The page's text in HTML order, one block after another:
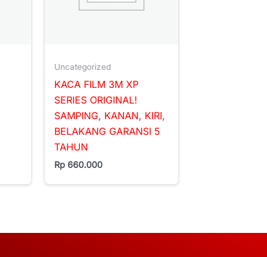
Uncategorized
KACA FILM 3M XP
SERIES ORIGINAL!
SAMPING, KANAN, KIRI,
BELAKANG GARANSI 5
TAHUN
Rp 660.000